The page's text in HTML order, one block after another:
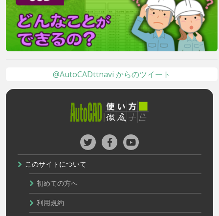
@AutoCADttnavi からのツイート
このサイトについて
初めての方へ
利用規約